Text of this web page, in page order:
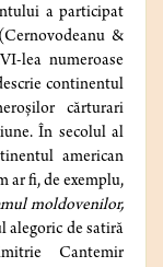
a participat
&
lea numeroase
continentul
cărturari
În secolul al
american
ar fi, de exemplu,
moldovenilor,
alegoric de satiră
Cantemir